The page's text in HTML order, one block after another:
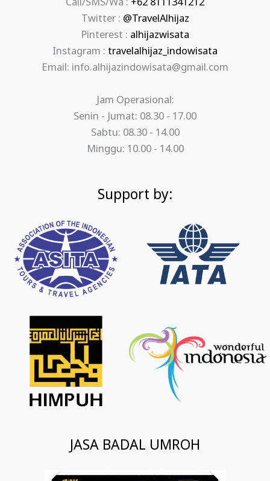
Twitter : @TravelAlhijaz
Pinterest : alhijazwisata
Instagram : travelalhijaz_indowisata
Email: info.alhijazindowisata@gmail.com
Jam Operasional:
Senin - Jumat: 08.30 - 17.00
Sabtu: 08.30 - 14.00
Minggu: 10.00 - 14.00
Support by:
JASA BADAL UMROH